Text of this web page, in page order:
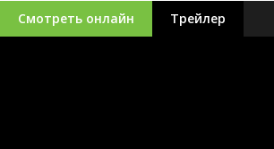
Смотреть онлайн Трейлер